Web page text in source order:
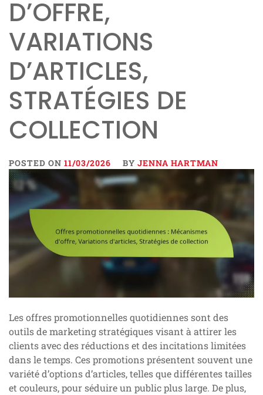
D’OFFRE,
VARIATIONS
D’ARTICLES,
STRATÉGIES DE
COLLECTION
POSTED ON 11/03/2026 BY JENNA HARTMAN
Les offres promotionnelles quotidiennes sont des
outils de marketing stratégiques visant à attirer les
clients avec des réductions et des incitations limitées
dans le temps. Ces promotions présentent souvent une
variété d’options d’articles, telles que différentes tailles
et couleurs, pour séduire un public plus large. De plus,